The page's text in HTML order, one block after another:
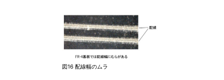
図16 配線幅のムラ